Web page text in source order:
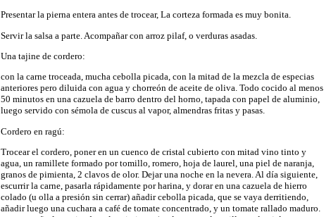
Presentar la pierna entera antes de trocear, La corteza formada es muy bonita.
Servir la salsa a parte. Acompañar con arroz pilaf, o verduras asadas.
Una tajine de cordero:
con la carne troceada, mucha cebolla picada, con la mitad de la mezcla de especias
anteriores pero diluida con agua y chorreón de aceite de oliva. Todo cocido al menos
50 minutos en una cazuela de barro dentro del horno, tapada con papel de aluminio,
luego servido con sémola de cuscus al vapor, almendras fritas y pasas.
Cordero en ragú:
Trocear el cordero, poner en un cuenco de cristal cubierto con mitad vino tinto y
agua, un ramillete formado por tomillo, romero, hoja de laurel, una piel de naranja,
granos de pimienta, 2 clavos de olor. Dejar una noche en la nevera. Al día siguiente,
escurrir la carne, pasarla rápidamente por harina, y dorar en una cazuela de hierro
colado (u olla a presión sin cerrar) añadir cebolla picada, que se vaya derritiendo,
añadir luego una cuchara a café de tomate concentrado, y un tomate rallado maduro.